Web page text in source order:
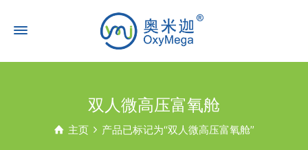
双人微高压富氧舱
主页 产品已标记为“双人微高压富氧舱”